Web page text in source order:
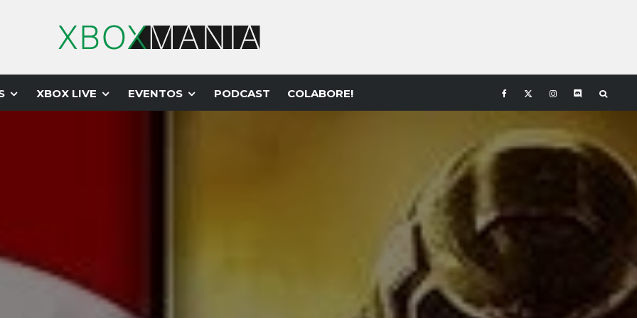
XBOX LIVE EVENTOS PODCAST COLABORE!